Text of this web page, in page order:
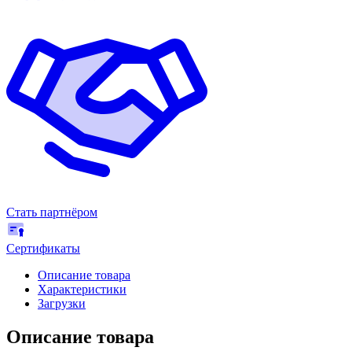
Стать партнёром
Сертификаты
Описание товара
Характеристики
Загрузки
Описание товара